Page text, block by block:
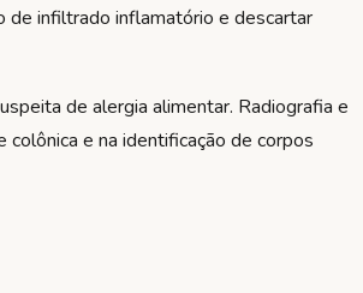
de infiltrado inflamatório e descartar
de alergia alimentar. Radiografia e
e na identificação de corpos